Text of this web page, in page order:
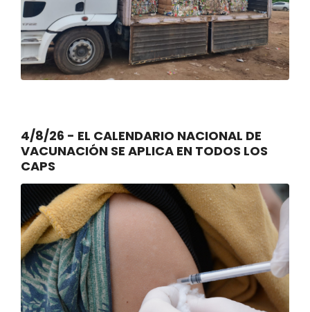
4/8/26 - EL CALENDARIO NACIONAL DE
VACUNACIÓN SE APLICA EN TODOS LOS
CAPS